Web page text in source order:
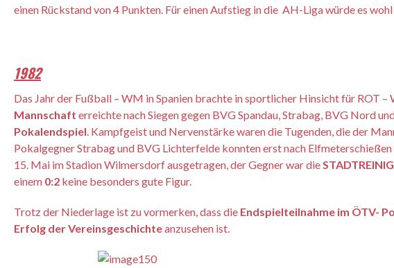
einen Rückstand von 4 Punkten. Für einen Aufstieg in die AH-Liga würde es
1982
Das Jahr der Fußball – WM in Spanien brachte in sportlicher Hinsicht für ROT –
Mannschaft erreichte nach Siegen gegen BVG Spandau, Strabag, BVG Nord
Pokalendspiel. Kampfgeist und Nervenstärke waren die Tugenden, die der
Pokalgegner Strabag und BVG Lichterfelde konnten erst nach
15. Mai im Stadion Wilmersdorf ausgetragen, der Gegner war die
einem 0:2 keine besonders gute Figur.
Trotz der Niederlage ist zu vormerken, dass die Endspielteilnahme im ÖTV-
Erfolg der Vereinsgeschichteanzusehen ist.